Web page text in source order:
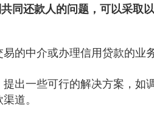
同还款人的问题，可以采取
的中介或办理信用贷款的
出一些可行的解决方案，
道。